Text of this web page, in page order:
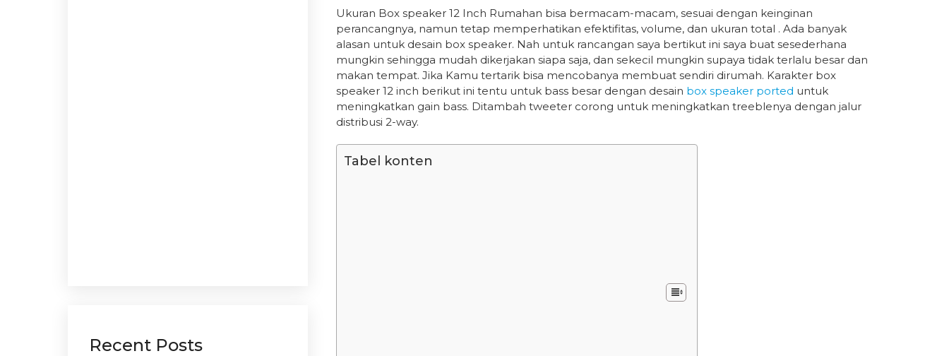
Ukuran Box speaker 12 Inch Rumahan bisa bermacam-macam, sesuai dengan keinginan
perancangnya, namun tetap memperhatikan efektifitas, volume, dan ukuran total . Ada banyak
alasan untuk desain box speaker. Nah untuk rancangan saya bertikut ini saya buat sesederhana
mungkin sehingga mudah dikerjakan siapa saja, dan sekecil mungkin supaya tidak terlalu besar dan
makan tempat. Jika Kamu tertarik bisa mencobanya membuat sendiri dirumah. Karakter box
speaker 12 inch berikut ini tentu untuk bass besar dengan desain box speaker ported untuk
meningkatkan gain bass. Ditambah tweeter corong untuk meningkatkan treeblenya dengan jalur
distribusi 2-way.
Tabel konten
Recent Posts